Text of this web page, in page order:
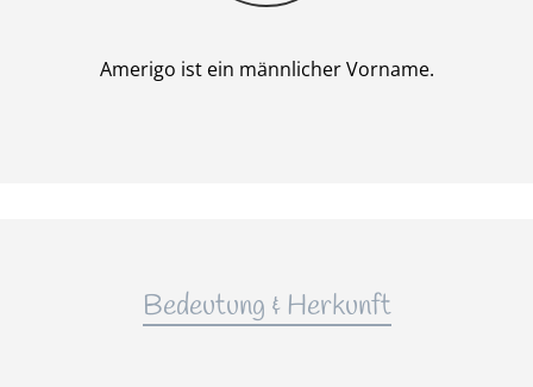
Amerigo ist ein männlicher Vorname.
Bedeutung & Herkunft